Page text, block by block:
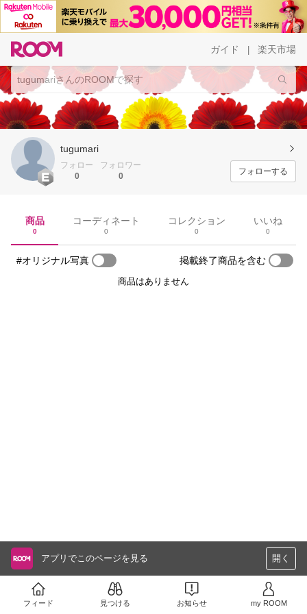
ガイド 楽天市場
tugumari
フォロー
0
フォロワー
0
フォローする
商品
0
コーディネート
0
コレクション
0
いいね
0
#オリジナル写真 掲載終了商品を含む
商品はありません
アプリでこのページを見る 開く
フィード 見つける お知らせ my ROOM